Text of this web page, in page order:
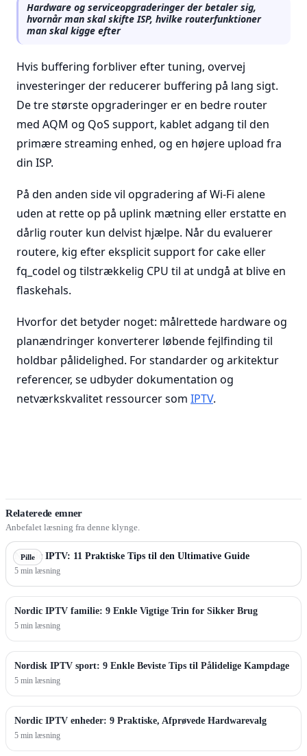
Hardware og serviceopgraderinger der betaler sig,
hvornår man skal skifte ISP, hvilke routerfunktioner
man skal kigge efter
Hvis buffering forbliver efter tuning, overvej
investeringer der reducerer buffering på lang sigt.
De tre største opgraderinger er en bedre router
med AQM og QoS support, kablet adgang til den
primære streaming enhed, og en højere upload fra
din ISP.
På den anden side vil opgradering af Wi-Fi alene
uden at rette op på uplink mætning eller erstatte en
dårlig router kun delvist hjælpe. Når du evaluerer
routere, kig efter eksplicit support for cake eller
fq_codel og tilstrækkelig CPU til at undgå at blive en
flaskehals.
Hvorfor det betyder noget: målrettede hardware og
planændringer konverterer løbende fejlfinding til
holdbar pålidelighed. For standarder og arkitektur
referencer, se udbyder dokumentation og
netværkskvalitet ressourcer som IPTV.
Relaterede emner
Anbefalet læsning fra denne klynge.
Pille
Nordic IPTV: 11 Praktiske Tips til den Ultimative Guide
5 min læsning
Nordic IPTV familie: 9 Enkle Vigtige Trin for Sikker Brug
5 min læsning
Nordisk IPTV sport: 9 Enkle Beviste Tips til Pålidelige Kampdage
5 min læsning
Nordic IPTV enheder: 9 Praktiske, Afprøvede Hardwarevalg
5 min læsning